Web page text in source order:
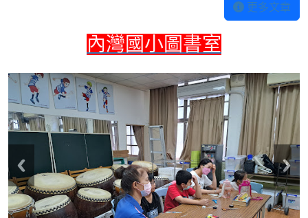
更多文章
內灣國小圖書室